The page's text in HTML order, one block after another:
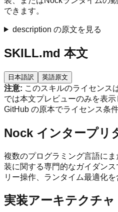
できます。
description の原文を見る
SKILL.md 本文
日本語訳 英語原文
注意: このスキルのライセンス
では本文プレビューのみを表
GitHub の原本でライセンス条
Nock インタープリ
複数のプログラミング言語に
装に関する専門的なガイダン
リー操作、ランタイム最適化を
実装アーキテクチャ